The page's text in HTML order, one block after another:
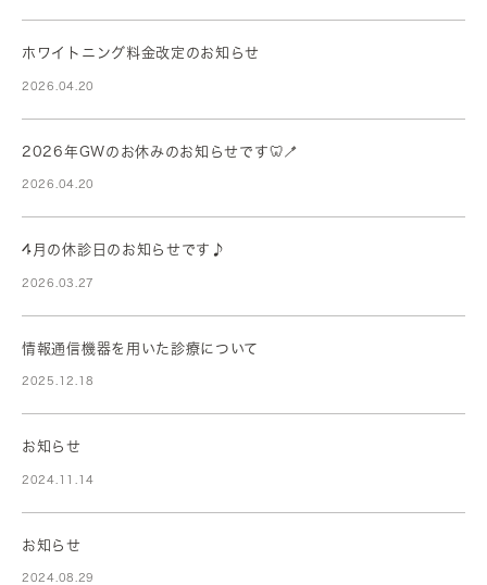
ホワイトニング料金改定のお知らせ
2026.04.20
2026年GWのお休みのお知らせです🦷🪥
2026.04.20
4月の休診日のお知らせです♪
2026.03.27
情報通信機器を用いた診療について
2025.12.18
お知らせ
2024.11.14
お知らせ
2024.08.29